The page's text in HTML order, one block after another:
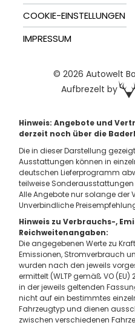
COOKIE-EINSTELLUNGEN
IMPRESSUM
© 2026 Autowelt
Aufbrezelt by
Hinweis: Angebote und
derzeit noch über die
Die in dieser Darstellung
Ausstattungen können in
deutschen Lieferprogramm
teilweise Sonderausstattungen
Alle Angebote nur solange der
Unverbindliche
Hinweis zu Verbrauchs-,
Reichweitenangaben:
Die angegebenen Werte zu
Emissionen, Stromverbrauch
wurden nach den jeweils
ermittelt (WLTP gemäß VO (EU)
in der jeweils geltenden
nicht auf ein bestimmtes
Fahrzeugtyp und dienen
zwischen verschiedenen